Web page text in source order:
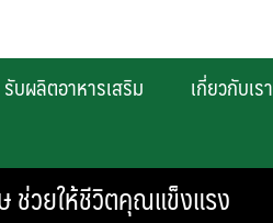
รับผลิตอาหารเสริม เกี่ยวกับเรา
วยให้ชีวิตคุณแข็งแรง